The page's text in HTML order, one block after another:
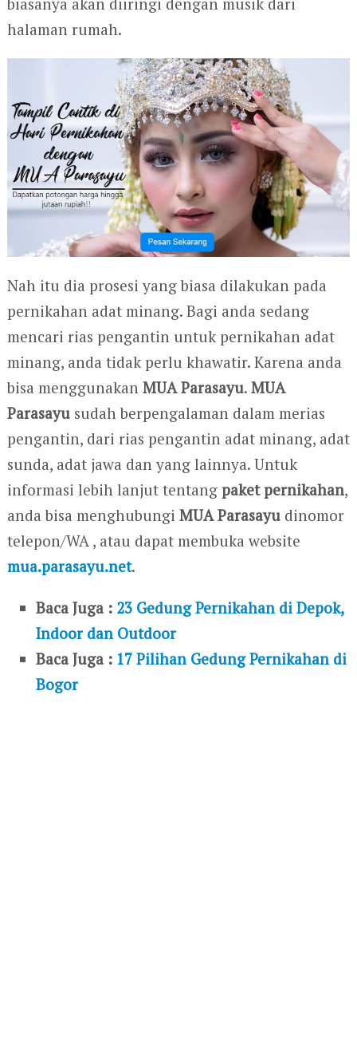
halaman rumah.
Nah itu dia prosesi yang biasa dilakukan pada
pernikahan adat minang. Bagi anda sedang
mencari rias pengantin untuk pernikahan adat
minang, anda tidak perlu khawatir. Karena anda
bisa menggunakan MUA Parasayu. MUA
Parasayusudah berpengalaman dalam merias
pengantin, dari rias pengantin adat minang, adat
sunda, adat jawa dan yang lainnya. Untuk
informasi lebih lanjut tentang paket pernikahan,
anda bisa menghubungi MUA Parasayudinomor
telepon/WA , atau dapat membuka website
mua.parasayu.net.
Baca Juga : 23 Gedung Pernikahan di Depok,
Indoor dan Outdoor
Baca Juga : 17 Pilihan Gedung Pernikahan di
Bogor